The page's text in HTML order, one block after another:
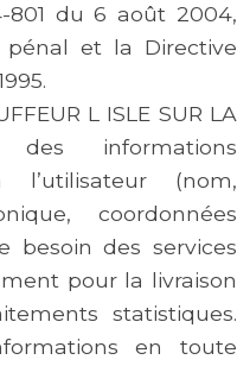
801 du 6 août 2004,
pénal et la Directive
L ISLE SUR LA
informations
l’utilisateur (nom,
coordonnées
besoin des services
pour la livraison
statistiques.
en toute